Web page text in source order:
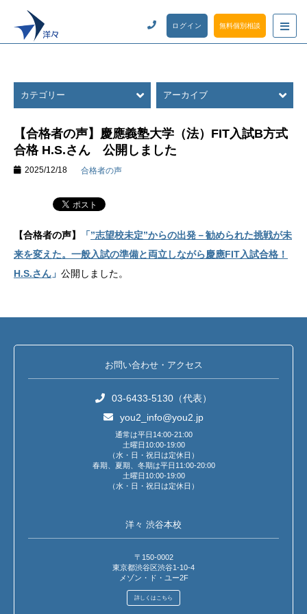
ログイン 無料個別相談
カテゴリー アーカイブ
【合格者の声】慶應義塾大学（法）FIT入試B方式
合格 H.S.さん 公開しました
2025/12/18 合格者の声
【合格者の声】 「”志望校未定”からの出発－勧められた挑戦が未
来を変えた。一般入試の準備と両立しながら慶應FIT入試合格！
H.S.さん 」 公開しました。
お問い合わせ・アクセス
03-6433-5130（代表）
you2_info@you2.jp
通常は平日14:00-21:00
土曜日10:00-19:00
（水・日・祝日は定休日）
春期、夏期、冬期は平日11:00-20:00
土曜日10:00-19:00
（水・日・祝日は定休日）
洋々 渋谷本校
〒150-0002
東京都渋谷区渋谷1-10-4
メゾン・ド・ユー2F
詳しくはこちら